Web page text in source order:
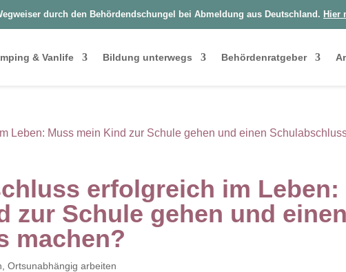
durch den Behördendschungel bei Abmeldung aus Deutschland. Hier
& Vanlife Bildung unterwegs Behördenratgeber
erfolgreich im Leben:
zur Schule gehen und einen
machen?
,Ortsunabhängig arbeiten